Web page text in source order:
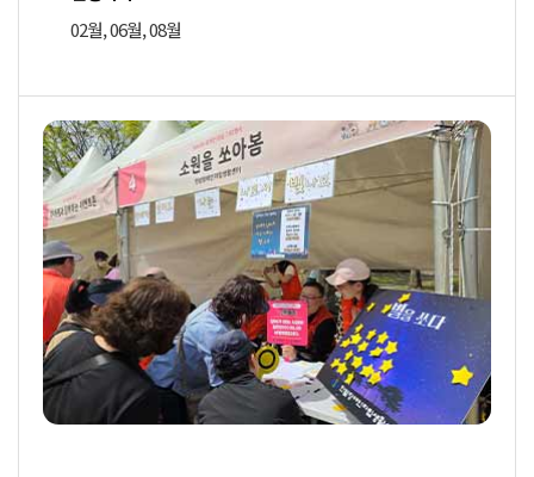
02월, 06월, 08월